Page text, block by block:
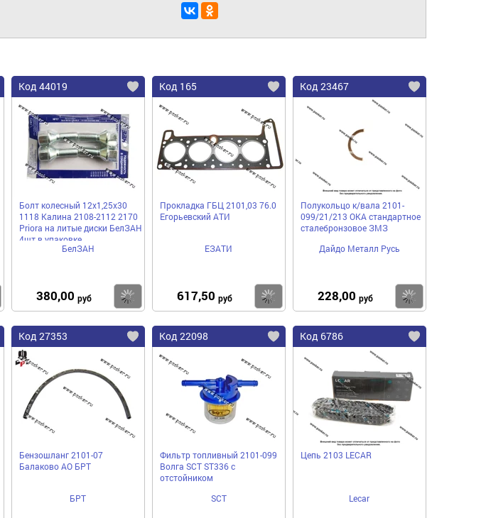
Купить
Код 44019
Болт колесный 12х1,25х30
1118 Калина 2108-2112 2170
Priora на литые диски БелЗАН
4шт в упаковке
БелЗАН
380,00 руб Купить
Код 165
Прокладка ГБЦ 2101,03 76.0
Егорьевский АТИ
ЕЗАТИ
617,50 руб Купить
Код 23467
Полукольцо к/вала 2101-
099/21/213 ОКА стандартное
сталебронзовое ЗМЗ
Дайдо Металл Русь
228,00 руб
Код 27353
Бензошланг 2101-07
Балаково АО БРТ
БРТ
Код 22098
Фильтр топливный 2101-099
Волга SCT ST336 с
отстойником
SCT
Код 6786
Цепь 2103 LECAR
Lecar